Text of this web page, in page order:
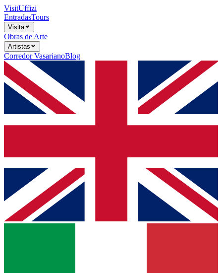
VisitUffizi
EntradasTours
Visita
Obras de Arte
Artistas
Corredor VasarianoBlog